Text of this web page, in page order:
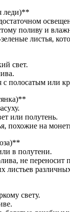
леди)**
поливу и
листья,
свет.
с полосатым или
или полутень.
похожие на
в полутени.
не переносит
листьев
свету.